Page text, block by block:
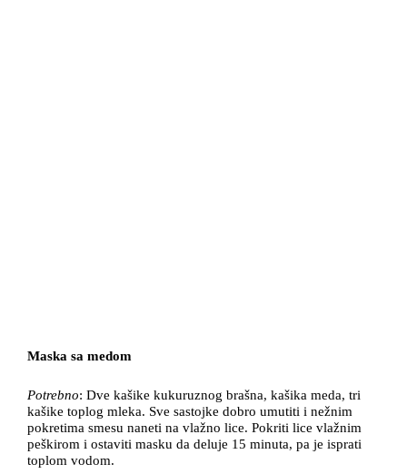
Maska sa medom
Potrebno: Dve kašike kukuruznog brašna, kašika meda, tri
kašike toplog mleka. Sve sastojke dobro umutiti i nežnim
pokretima smesu naneti na vlažno lice. Pokriti lice vlažnim
peškirom i ostaviti masku da deluje 15 minuta, pa je isprati
toplom vodom.